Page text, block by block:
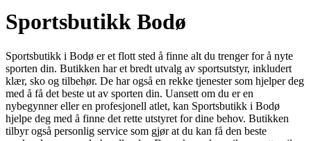
Sportsbutikk Bodø
Sportsbutikk i Bodø er et flott sted å finne alt du trenger for å nyte
sporten din. Butikken har et bredt utvalg av sportsutstyr, inkludert
klær, sko og tilbehør. De har også en rekke tjenester som hjelper deg
med å få det beste ut av sporten din. Uansett om du er en
nybegynner eller en profesjonell atlet, kan Sportsbutikk i Bodø
hjelpe deg med å finne det rette utstyret for dine behov. Butikken
tilbyr også personlig service som gjør at du kan få den beste